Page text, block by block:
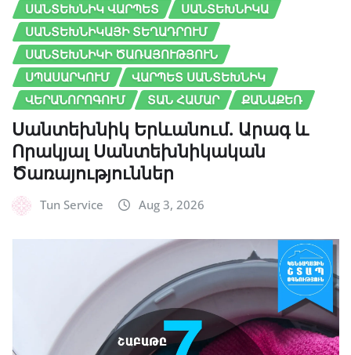
ՍԱՆՏԵԽՆԻԿ ՎԱՐՊԵՏ
ՍԱՆՏԵԽՆԻԿԱ
ՍԱՆՏԵԽՆԻԿԱՅԻ ՏԵՂԱԴՐՈՒՄ
ՍԱՆՏԵԽՆԻԿԻ ԾԱՌԱՅՈՒԹՅՈՒՆ
ՍՊԱՍԱՐԿՈՒՄ
ՎԱՐՊԵՏ ՍԱՆՏԵԽՆԻԿ
ՎԵՐԱՆՈՐՈԳՈՒՄ
ՏԱՆ ՀԱՄԱՐ ՔԱՆԱՔԵՌ
Սանտեխնիկ Երևանում. Արագ և
Որակյալ Սանտեխնիկական
Ծառայություններ
Tun Service Aug 3, 2026